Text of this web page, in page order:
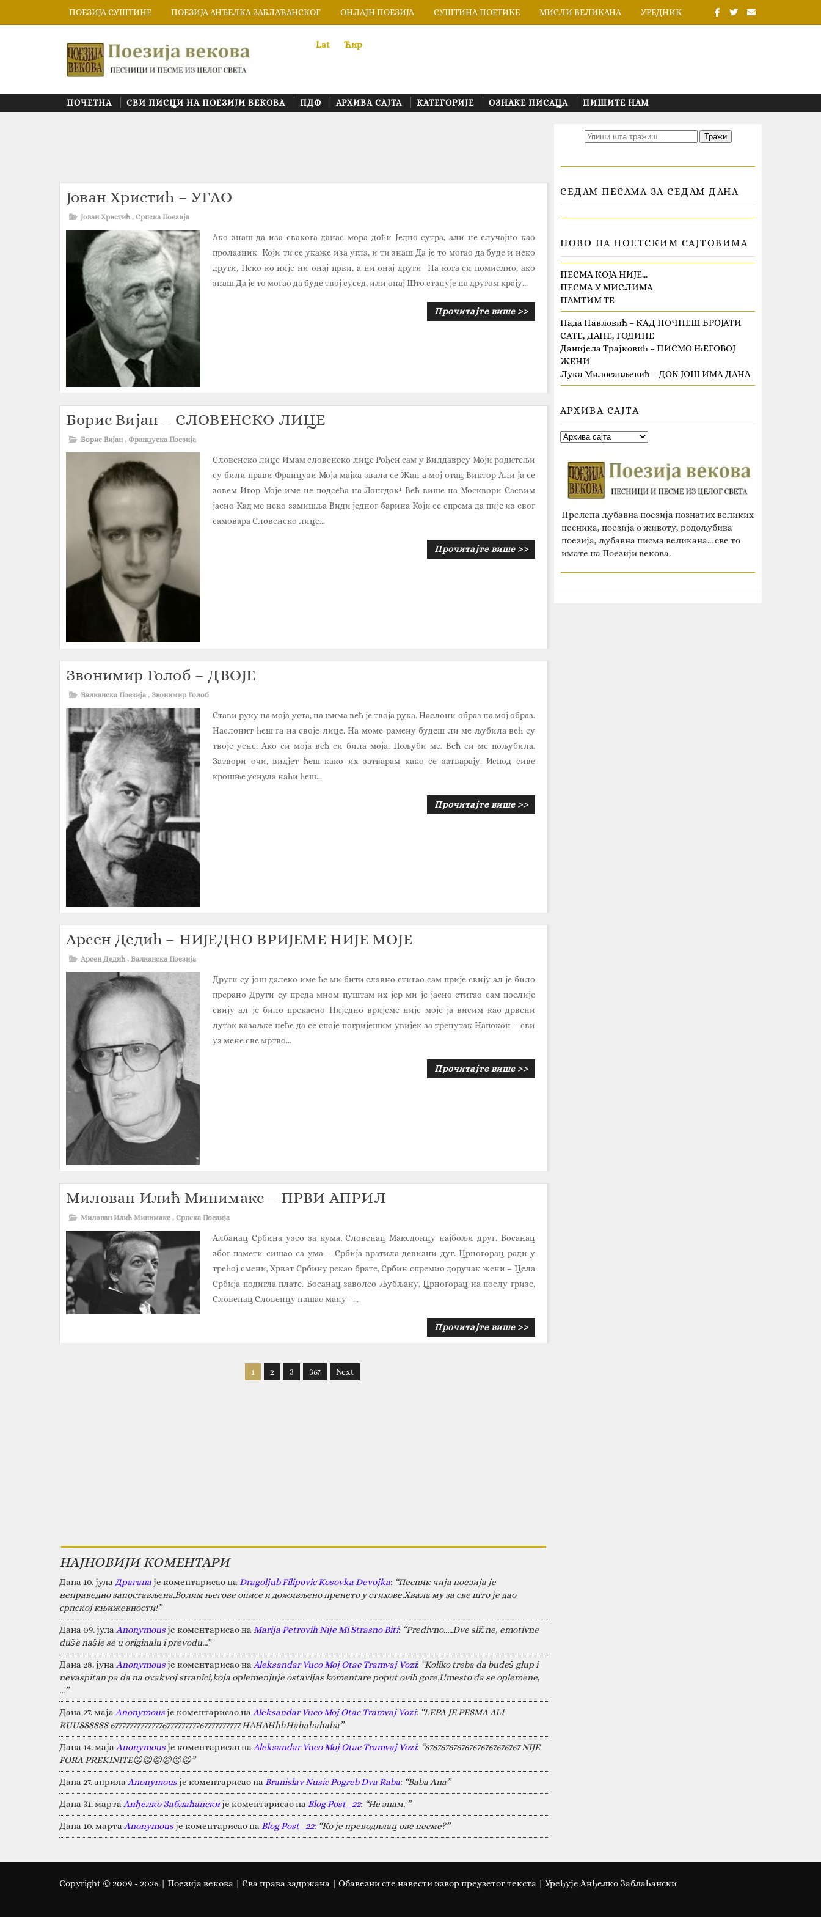
ПОЕЗИЈА СУШТИНЕ ПОЕЗИЈА АНЂЕЛКА ЗАБЛАЋАНСКОГ ОНЛАЈН ПОЕЗИЈА СУШТИНА ПОЕТИКЕ МИСЛИ ВЕЛИКАНА УРЕДНИК
Lat Ћир
ПОЧЕТНА СВИ ПИСЦИ НА ПОЕЗИЈИ ВЕКОВА ПДФ АРХИВА САЈТА КАТЕГОРИЈЕ ОЗНАКЕ ПИСАЦА ПИШИТЕ НАМ
Јован Христић – УГАО
Јован Христић , Српска Поезија
Ако знаш да иза свакога данас мора доћи Једно сутра, али не случајно као
пролазник Који ти се укаже иза угла, и ти знаш Да је то могао да буде и неко
други, Неко ко није ни онај први, а ни онај други На кога си помислио, ако
знаш Да је то могао да буде твој сусед, или онај Што станује на другом крају...
Прочитајте више >>
Борис Вијан – СЛОВЕНСКО ЛИЦЕ
Борис Вијан , Француска Поезија
Словенско лице Имам словенско лице Рођен сам у Вилдавреу Моји родитељи
су били прави Французи Моја мајка звала се Жан а мој отац Виктор Али ја се
зовем Игор Моје име не подсећа на Лонгдок¹ Већ више на Москвори Сасвим
јасно Кад ме неко замишља Види једног барина Који се спрема да пије из свог
самовара Словенско лице...
Прочитајте више >>
Звонимир Голоб – ДВОЈЕ
Балканска Поезија , Звонимир Голоб
Стави руку на моја уста, на њима већ је твоја рука. Наслони образ на мој образ.
Наслонит ћеш га на своје лице. На моме рамену будеш ли ме љубила већ су
твоје усне. Ако си моја већ си била моја. Пољуби ме. Већ си ме пољубила.
Затвори очи, видјет ћеш како их затварам како се затварају. Испод сиве
крошње уснула наћи ћеш...
Прочитајте више >>
Арсен Дедић – НИЈЕДНО ВРИЈЕМЕ НИЈЕ МОЈЕ
Арсен Дедић , Балканска Поезија
Други су још далеко име ће ми бити славно стигао сам прије свију ал је било
прерано Други су преда мном пуштам их јер ми је јасно стигао сам послије
свију ал је било прекасно Ниједно вријеме није моје ја висим као дрвени
лутак казаљке неће да се споје погријешим увијек за тренутак Напокон – сви
уз мене све мртво...
Прочитајте више >>
Милован Илић Минимакс – ПРВИ АПРИЛ
Милован Илић Минимакс , Српска Поезија
Албанац Србина узео за кума, Словенац Македонцу најбољи друг. Босанац
због памети сишао са ума – Србија вратила девизни дуг. Црногорац ради у
трећој смени, Хрват Србину рекао брате, Србин спремио доручак жени – Цела
Србија подигла плате. Босанац заволео Љубљану, Црногорац на послу гризе,
Словенац Словенцу нашао ману –...
Прочитајте више >>
1 2 3 367 Next
НАЈНОВИЈИ КОМЕНТАРИ
Дана 10. јула Драгана је коментарисао на Dragoljub Filipovic Kosovka Devojka: “Песник чија поезија је
неправедно запостављена.Волим његове описе и доживљено пренето у стихове.Хвала му за све што је дао
српској књижевности!”
Дана 09. јула Anonymous је коментарисао на Marija Petrovih Nije Mi Strasno Biti: “Predivno.....Dve slične, emotivne
duše našle se u originalu i prevodu...”
Дана 28. јуна Anonymous је коментарисао на Aleksandar Vuco Moj Otac Tramvaj Vozi: “Koliko treba da budeš glup i
nevaspitan pa da na ovakvoj stranici,koja oplemenjuje ostavljas komentare poput ovih gore.Umesto da se oplemene,
…”
Дана 27. маја Anonymous је коментарисао на Aleksandar Vuco Moj Otac Tramvaj Vozi: “LEPA JE PESMA ALI
RUUSSSSSS 67777777777777677777777767777777777 HAHAHhhHahahahaha”
Дана 14. маја Anonymous је коментарисао на Aleksandar Vuco Moj Otac Tramvaj Vozi: “676767676767676767676767 NIJE
FORA PREKINITE😡😡😡😡😡😡”
Дана 27. априла Anonymous је коментарисао на Branislav Nusic Pogreb Dva Raba: “Baba Ana”
Дана 31. марта Анђелко Заблаћанскије коментарисао на Blog Post_22: “Не знам. ”
Дана 10. марта Anonymous је коментарисао на Blog Post_22: “Ко је преводилац ове песме?”
СЕДАМ ПЕСАМА ЗА СЕДАМ ДАНА
НОВО НА ПОЕТСКИМ САЈТОВИМА
ПЕСМА КОЈА НИЈЕ…
ПЕСМА У МИСЛИМА
ПАМТИМ ТЕ
Нада Павловић – КАД ПОЧНЕШ БРОЈАТИ
САТЕ, ДАНЕ, ГОДИНЕ
Данијела Трајковић – ПИСМО ЊЕГОВОЈ
ЖЕНИ
Лука Милосављевић – ДОК ЈОШ ИМА ДАНА
АРХИВА САЈТА
Прелепа љубавна поезија познатих великих
песника, поезија о животу, родољубива
поезија, љубавна писма великана... све то
имате на Поезији векова.
Copyright © 2009 - 2026 | Поезија векова | Сва права задржана | Oбавезни сте навести извор преузетог текста | Уређује Анђелко Заблаћански